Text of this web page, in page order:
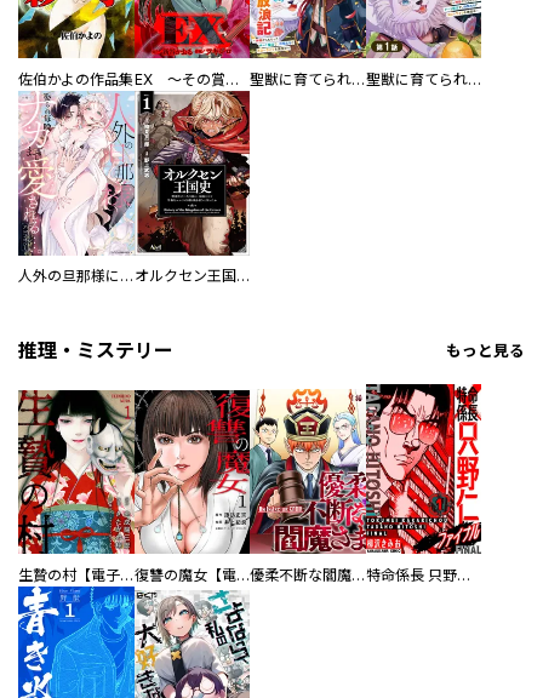
佐伯かよの作品集 EX ～その賞金稼ぎは、世界の出口を探す～【単行本版】 聖獣に育てられた少年の異世界ゆるり放浪記～神様からもらったチート魔法で、仲間たちとスローライフを満喫中～ 聖獣に育てられた少年の異世界ゆるり放浪記～神様からもらったチート魔法で、仲間たちとスローライフを満喫中～【分冊版】
人外の旦那様に娶られ毎晩ナカまで愛される…。アンソロジー オルクセン王国史
推理・ミステリー もっと見る
生贄の村【電子単行本版】 復讐の魔女【電子単行本版】 優柔不断な閻魔さま 特命係長 只野仁ファイナル 愛蔵版